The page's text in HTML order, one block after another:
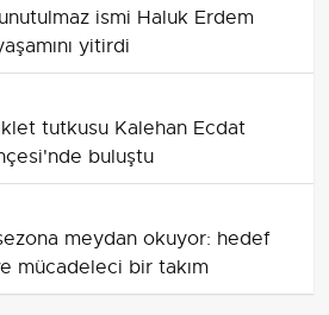
unutulmaz ismi Haluk Erdem
yitirdi
tutkusu Kalehan Ecdat
buluştu
meydan okuyor: hedef
mücadeleci bir takım